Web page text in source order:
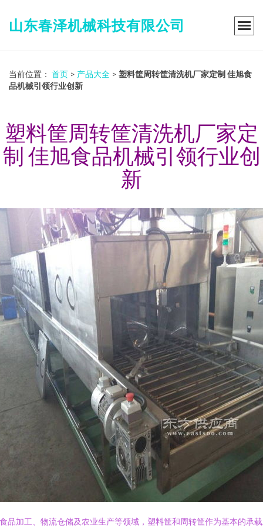
山东春泽机械科技有限公司
当前位置： 首页 > 产品大全 > 塑料筐周转筐清洗机厂家定制 佳旭食
品机械引领行业创新
塑料筐周转筐清洗机厂家定
制 佳旭食品机械引领行业创
新
品加工、物流仓储及农业生产等领域，塑料筐和周转筐作为基本的承